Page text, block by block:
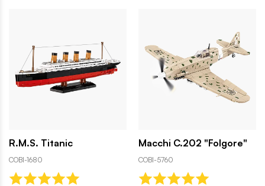
R.M.S. Titanic
COBI-1680
Macchi C.202 "Folgore"
COBI-5760